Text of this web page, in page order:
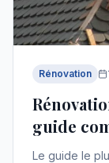
Rénovation
guide
aides)
Le guide le